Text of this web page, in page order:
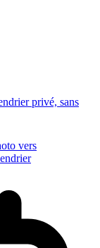
privé, sans
vers